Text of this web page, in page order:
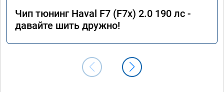
Чип тюнинг Haval F7 (F7x) 2.0 190 лс -
давайте шить дружно!